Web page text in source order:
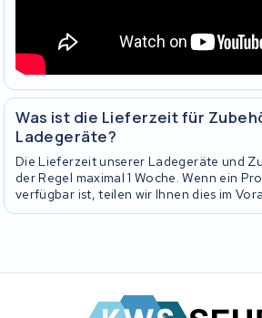
Was ist die Lieferzeit für
Ladegeräte?
Die Lieferzeit unserer Ladegeräte und
der Regel maximal 1 Woche. Wenn ein
verfügbar ist, teilen wir Ihnen dies im